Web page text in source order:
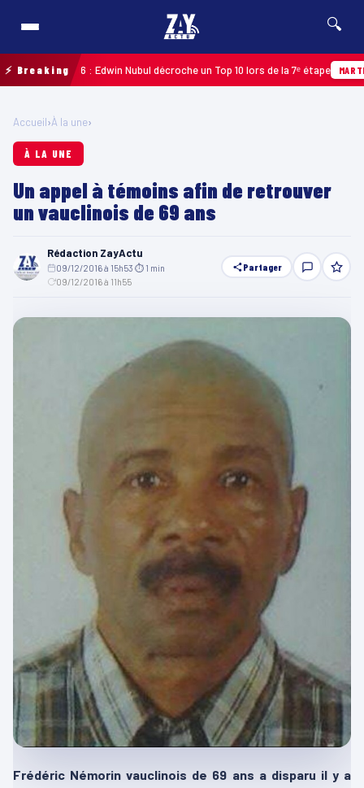
🔍
⚡ Breaking
2026 : Edwin Nubul décroche un Top 10 lors de la 7ᵉ étape MARTINIQUE
Accueil›À la une›
À LA UNE
Un appel à témoins afin de retrouver
un vauclinois de 69 ans
Rédaction ZayActu
09/12/2016 à 15h53 ⏱ 1 min
09/12/2016 à 11h55
Partager
Frédéric Némorin vauclinois de 69 ans a disparu il y a